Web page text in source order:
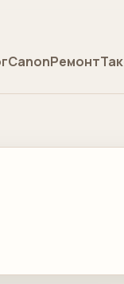
CanonРемонт